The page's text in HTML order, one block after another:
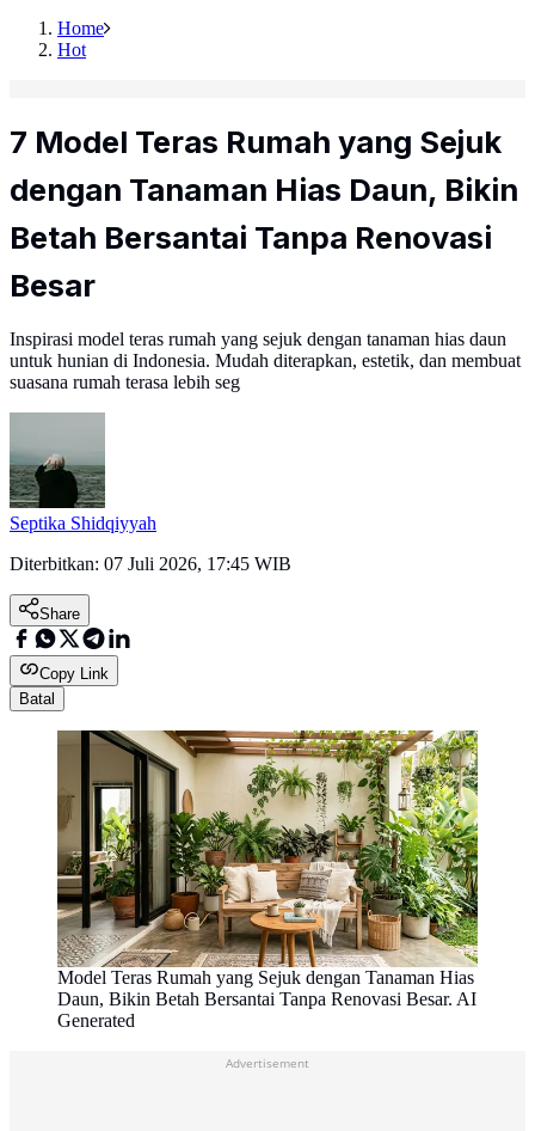
Home
Hot
7 Model Teras Rumah yang Sejuk
dengan Tanaman Hias Daun, Bikin
Betah Bersantai Tanpa Renovasi
Besar
Inspirasi model teras rumah yang sejuk dengan tanaman hias daun
untuk hunian di Indonesia. Mudah diterapkan, estetik, dan membuat
suasana rumah terasa lebih seg
Septika Shidqiyyah
Diterbitkan: 07 Juli 2026, 17:45 WIB
Share
Copy Link
Batal
Model Teras Rumah yang Sejuk dengan Tanaman Hias
Daun, Bikin Betah Bersantai Tanpa Renovasi Besar. AI
Generated